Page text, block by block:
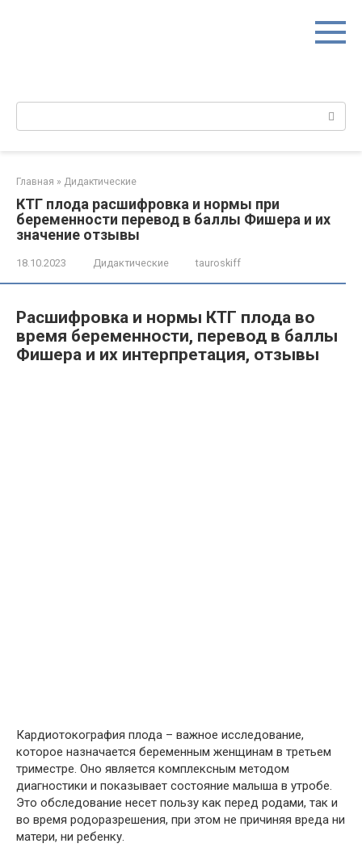
Поиск:
Главная » Дидактические
КТГ плода расшифровка и нормы при
беременности перевод в баллы Фишера и их
значение отзывы
18.10.2023 Дидактические tauroskiff
Расшифровка и нормы КТГ плода во
время беременности, перевод в баллы
Фишера и их интерпретация, отзывы
Кардиотокография плода – важное исследование,
которое назначается беременным женщинам в третьем
триместре. Оно является комплексным методом
диагностики и показывает состояние малыша в утробе.
Это обследование несет пользу как перед родами, так и
во время родоразрешения, при этом не причиняя вреда ни
матери, ни ребенку.